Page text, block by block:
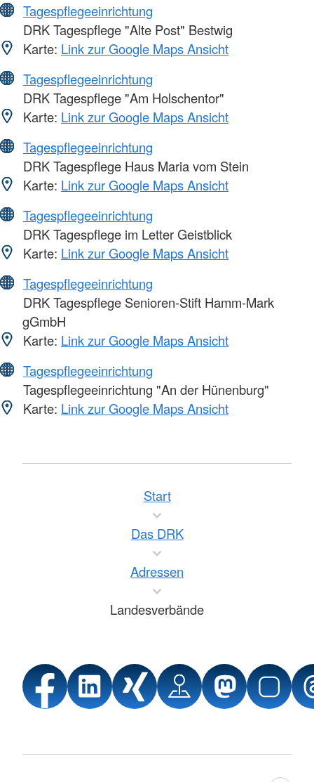
Tagespflegeeinrichtung
DRK Tagespflege "Alte Post" Bestwig
Karte: Link zur Google Maps Ansicht
Tagespflegeeinrichtung
DRK Tagespflege "Am Holschentor"
Karte: Link zur Google Maps Ansicht
Tagespflegeeinrichtung
DRK Tagespflege Haus Maria vom Stein
Karte: Link zur Google Maps Ansicht
Tagespflegeeinrichtung
DRK Tagespflege im Letter Geistblick
Karte: Link zur Google Maps Ansicht
Tagespflegeeinrichtung
DRK Tagespflege Senioren-Stift Hamm-Mark
gGmbH
Karte: Link zur Google Maps Ansicht
Tagespflegeeinrichtung
Tagespflegeeinrichtung "An der Hünenburg"
Karte: Link zur Google Maps Ansicht
Start
Das DRK
Adressen
Landesverbände